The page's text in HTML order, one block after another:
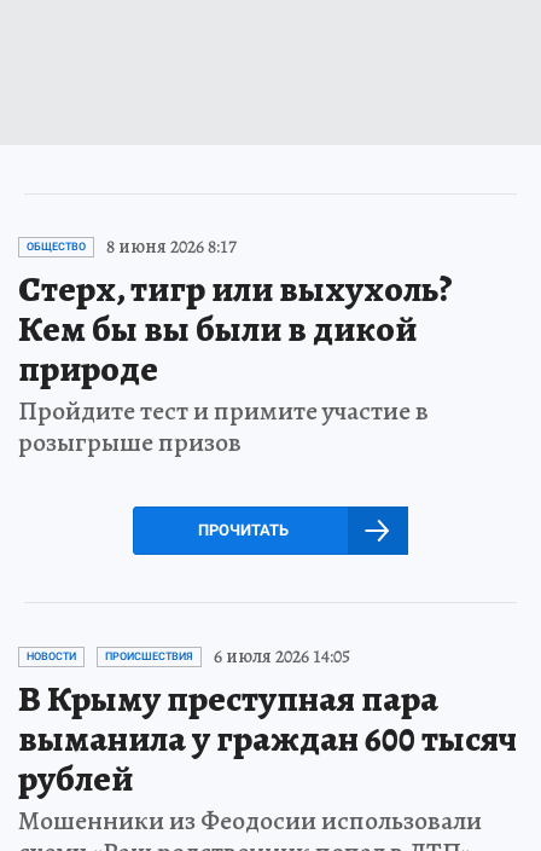
ОБЩЕСТВО 8 июня 2026 8:17
Стерх, тигр или выхухоль?
Кем бы вы были в дикой
природе
Пройдите тест и примите участие в
розыгрыше призов
ПРОЧИТАТЬ
НОВОСТИ ПРОИСШЕСТВИЯ 6 июля 2026 14:05
В Крыму преступная пара
выманила у граждан 600 тысяч
рублей
Мошенники из Феодосии использовали